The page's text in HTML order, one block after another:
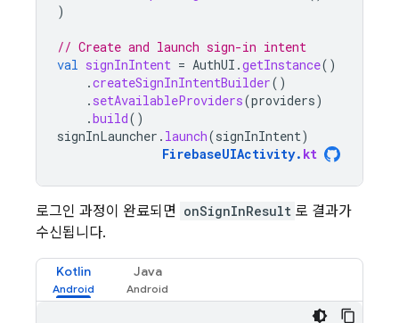
)
// Create and launch sign-in intent
val signInIntent = AuthUI .getInstance()
.createSignInIntentBuilder()
. setAvailableProviders(providers)
.build()
signInLauncher . launch(signInIntent)
FirebaseUIActivity. kt
로그인 과정이 완료되면 onSignInResult 로 결과가
수신됩니다.
Kotlin Java